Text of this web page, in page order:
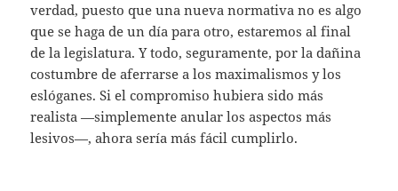
verdad, puesto que una nueva normativa no es algo
que se haga de un día para otro, estaremos al final
de la legislatura. Y todo, seguramente, por la dañina
costumbre de aferrarse a los maximalismos y los
eslóganes. Si el compromiso hubiera sido más
realista —simplemente anular los aspectos más
lesivos—, ahora sería más fácil cumplirlo.